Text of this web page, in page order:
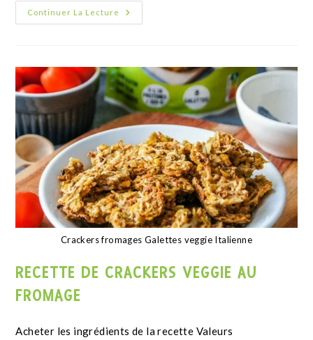
Continuer La Lecture
Crackers low carb farine de cacahuète
RECETTE DE CRACKERS LOW CARB À LA
FARINE DE CACAHUÈTE
Valeurs nutritionnelles de la recette Énergie 1 Kcal